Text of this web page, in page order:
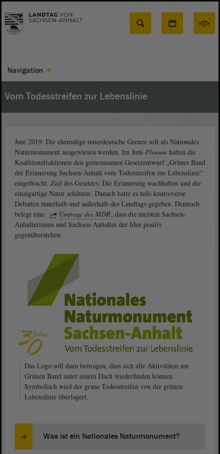
Suche
Navigation
Vom Todesstreifen zur Lebenslinie
Juni 2019: Die ehemalige innerdeutsche Grenze soll als Nationales
Naturmonument ausgewiesen werden. Im Juni-Plenum hatten die
Koalitionsfraktionen den gemeinsamen Gesetzentwurf „Grünes Band
der Erinnerung Sachsen-Anhalt vom Todesstreifen zur Lebenslinie“
eingebracht. Ziel des Gesetzes: Die Erinnerung wachhalten und die
einzigartige Natur schützen. Danach hatte es teils kontroverse
Debatten innerhalb und außerhalb des Landtags gegeben. Dennoch
belegt eine
Umfrage des MDR, dass die meisten Sachsen-
Anhalterinnen und Sachsen-Anhalter der Idee positiv
gegenüberstehen.
Das Logo soll dazu beitragen, dass sich alle Aktivitäten am
Grünen Band unter einem Dach wiederfinden können.
Symbolisch wird der graue Todesstreifen von der grünen
Lebenslinie überlagert.
Was ist ein Nationales Naturmonument?